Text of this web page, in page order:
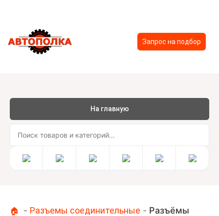
Запрос на подбор
На главную
🏠 - Разъемы соединительные - Разъёмы